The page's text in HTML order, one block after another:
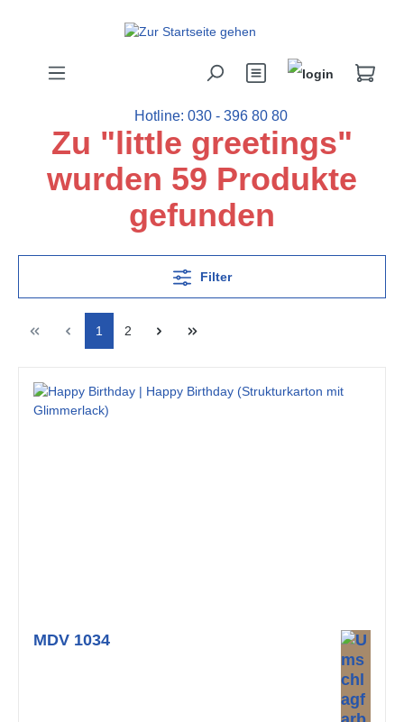
Hotline: 030 - 396 80 80
Zu "little greetings"
wurden 59 Produkte
gefunden
Filter
1 2
MDV 1034